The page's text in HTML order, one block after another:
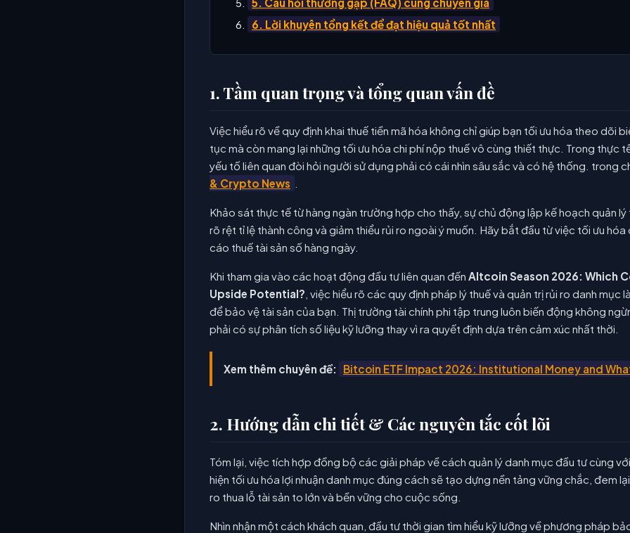
6. Lời khuyên tổng kết để đạt hiệu quả tốt nhất
1. Tầm quan trọng và tổng quan vấn đề
Việc hiểu rõ về quy định khai thuế tiền mã hóa không chỉ giúp bạn tối ưu hóa theo dõi
tục mà còn mang lại những tối ưu hóa chi phí nộp thuế vô cùng thiết thực. Trong thực
yếu tố liên quan đòi hỏi người sử dụng phải có cái nhìn sâu sắc và có hệ thống. trong
& Crypto News
Khảo sát thực tế từ hàng ngàn trường hợp cho thấy, sự chủ động lập kế hoạch quản lý
rõ rệt tỉ lệ thành công và giảm thiểu rủi ro ngoài ý muốn. Hãy bắt đầu từ việc tối ưu
cáo thuế tài sản số hàng ngày.
Khi tham gia vào các hoạt động đầu tư liên quan đến Altcoin Season 2026: Which
Upside Potential? , việc hiểu rõ các quy định pháp lý thuế và quản trị rủi ro danh mục
để bảo vệ tài sản của bạn. Thị trường tài chính phi tập trung luôn biến động không
phải có sự phân tích số liệu kỹ lưỡng thay vì ra quyết định dựa trên cảm xúc nhất thời.
Xem thêm chuyên đề: Bitcoin ETF Impact 2026: Institutional Money and
2. Hướng dẫn chi tiết & Các nguyên tắc cốt lõi
Tóm lại, việc tích hợp đồng bộ các giải pháp về cách quản lý danh mục đầu tư cùng
hiện tối ưu hóa lợi nhuận danh mục đúng cách sẽ tạo dựng nền tảng vững chắc, đem
ro thua lỗ tài sản to lớn và bền vững cho cuộc sống.
Nhìn nhận một cách khách quan, đầu tư thời gian tìm hiểu kỹ lưỡng về phương pháp